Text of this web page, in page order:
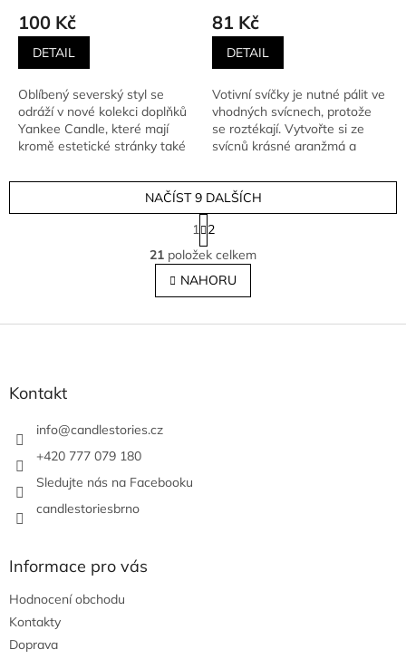
100 Kč
DETAIL
Oblíbený severský styl se
odráží v nové kolekci doplňků
Yankee Candle, které mají
kromě estetické stránky také
81 Kč
DETAIL
Votivní svíčky je nutné pálit ve
vhodných svícnech, protože
se roztékají. Vytvořte si ze
svícnů krásné aranžmá a
O
v
l
á
NAČÍST 9 DALŠÍCH
S
t
r
á
n
k
v
1 2
21 položek celkem
NAHORU
Z
Kontakt
info@candlestories.cz
+420 777 079 180
Sledujte nás na Facebooku
candlestoriesbrno
Informace pro vás
Hodnocení obchodu
Kontakty
Doprava